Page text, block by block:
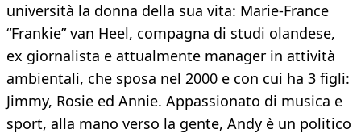
università la donna della sua vita: Marie-France
“Frankie” van Heel, compagna di studi olandese,
ex giornalista e attualmente manager in attività
ambientali, che sposa nel 2000 e con cui ha 3 figli:
Jimmy, Rosie ed Annie. Appassionato di musica e
sport, alla mano verso la gente, Andy è un politico